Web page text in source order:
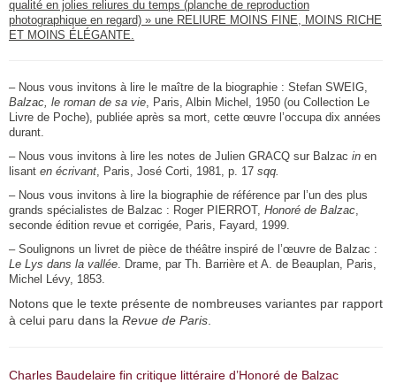
qualité en jolies reliures du temps (planche de reproduction
photographique en regard) » une RELIURE MOINS FINE, MOINS RICHE
ET MOINS ÉLÉGANTE.
– Nous vous invitons à lire le maître de la biographie : Stefan SWEIG,
Balzac, le roman de sa vie , Paris, Albin Michel, 1950 (ou Collection Le
Livre de Poche), publiée après sa mort, cette œuvre l’occupa dix années
durant.
– Nous vous invitons à lire les notes de Julien GRACQ sur Balzac in en
lisant en écrivant , Paris, José Corti, 1981, p. 17 sqq.
– Nous vous invitons à lire la biographie de référence par l’un des plus
grands spécialistes de Balzac : Roger PIERROT, Honoré de Balzac
seconde édition revue et corrigée, Paris, Fayard, 1999.
– Soulignons un livret de pièce de théâtre inspiré de l’œuvre de Balzac :
Le Lys dans la vallée . Drame, par Th. Barrière et A. de Beauplan, Paris,
Michel Lévy, 1853.
Notons que le texte présente de nombreuses variantes par rapport
à celui paru dans la Revue de Paris
Charles Baudelaire fin critique littéraire d’Honoré de Balzac